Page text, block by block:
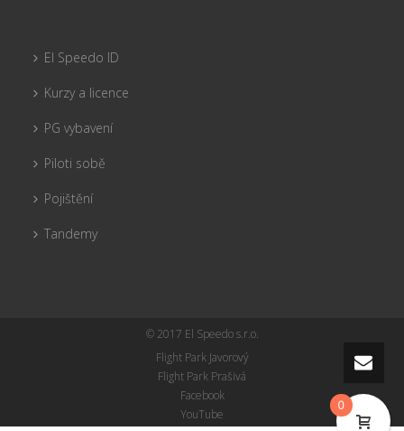
El Speedo ID
Kurzy a licence
PG vybavení
Piloti sobě
Pojištění
Tandemy
© 2017 El Speedo s.r.o.
Flight Park Javorový
Flight Park Prašivá
Facebook
YouTube
0